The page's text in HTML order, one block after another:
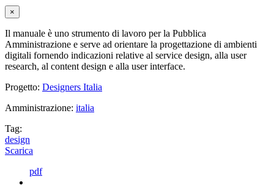
×
Il manuale è uno strumento di lavoro per la Pubblica
Amministrazione e serve ad orientare la progettazione di ambienti
digitali fornendo indicazioni relative al service design, alla user
research, al content design e alla user interface.
Progetto: Designers Italia
Amministrazione: italia
Tag:
design
Scarica
pdf